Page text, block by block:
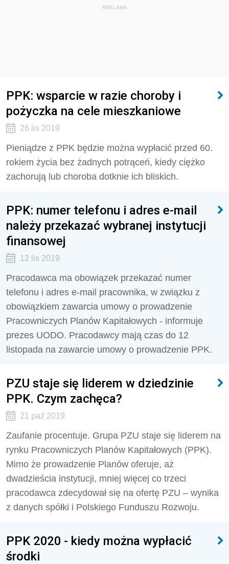
REKLAMA
PPK: wsparcie w razie choroby i
pożyczka na cele mieszkaniowe
26 lis 2019
Pieniądze z PPK będzie można wypłacić przed 60.
rokiem życia bez żadnych potrąceń, kiedy ciężko
zachorują lub choroba dotknie ich bliskich.
PPK: numer telefonu i adres e-mail
należy przekazać wybranej instytucji
finansowej
12 lis 2019
Pracodawca ma obowiązek przekazać numer
telefonu i adres e-mail pracownika, w związku z
obowiązkiem zawarcia umowy o prowadzenie
Pracowniczych Planów Kapitałowych - informuje
prezes UODO. Pracodawcy mają czas do 12
listopada na zawarcie umowy o prowadzenie PPK.
PZU staje się liderem w dziedzinie
PPK. Czym zachęca?
21 paź 2019
Zaufanie procentuje. Grupa PZU staje się liderem na
rynku Pracowniczych Planów Kapitałowych (PPK).
Mimo że prowadzenie Planów oferuje, aż
dwadzieścia instytucji, mniej więcej co trzeci
pracodawca zdecydował się na ofertę PZU – wynika
z danych spółki i Polskiego Funduszu Rozwoju.
PPK 2020 - kiedy można wypłacić
środki